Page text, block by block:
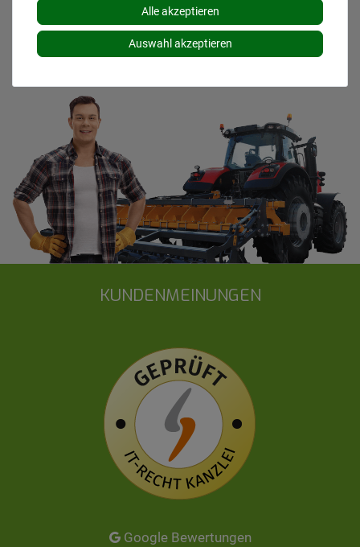
Lieferland ausgewählt wurde. Versandkosten und
Lieferzeiten für andere Länder entnehmen Sie bitte
Versandinformationen.
KUNDENMEINUNGEN
Google Bewertungen
Alle akzeptieren
Auswahl akzeptieren